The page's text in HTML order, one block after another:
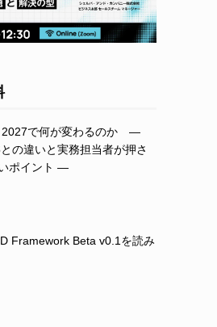
2027で何が変わるのか ―
の違いと実務担当者が押さ
ポイント ―
Framework Beta v0.1を読み